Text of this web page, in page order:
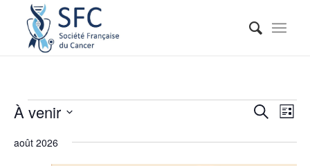
Recherche
de
Liste
À venir
une
août 2026